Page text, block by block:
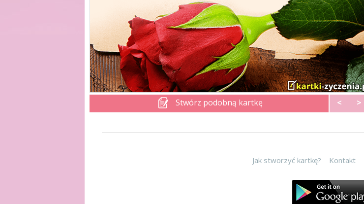
Stwórz podobną kartkę < >
Jak stworzyć kartkę? Kontakt